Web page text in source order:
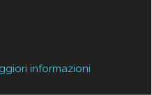
informazioni